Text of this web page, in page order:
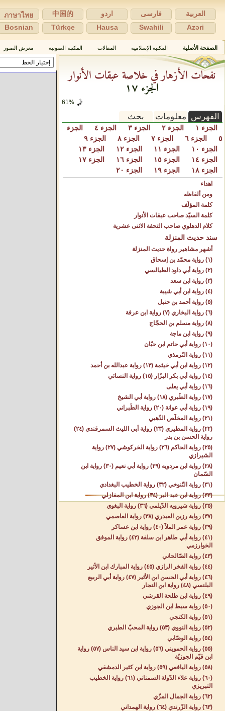
العربية فارسی اردو 中国的
ภาษาไทย
Azəri
Swahili
Hausa
Türkçe
Bosnian
الصفحة الأصلية المكتبة الإسلامية المقالات المكتبة الصوتية معرض الصور
نفحات الأزهار في خلاصة عبقات الأنوار
الجزء ١٧
61%
الفهرس معلومات بحث
الجزء ١ الجزء ٢ الجزء ٣ الجزء ٤
الجزء
٥
الجزء ٦ الجزء ٧ الجزء ٨
الجزء ٩
الجزء ١٠
الجزء ١١ الجزء ١٢
الجزء ١٣
الجزء ١٤
الجزء ١٥ الجزء ١٦
الجزء ١٧
الجزء ١٨
الجزء ١٩ الجزء ٢٠
اهداء
ومن ألفاظه
كلمة المؤلِّف
كلمة السيّد صاحب عبقات الأنوار
كلام الدهلوي صاحب التحفة الاثنى عشرية
سند حديث المنزلة
أشهر مشاهير رواة حديث المنزلة
(١) رواية محمّد بن إسحاق
(٢) رواية أبي داود الطيالسي
(٣) رواية ابن سعد
(٤) رواية ابن أبي شيبة
(٥) رواية أحمد بن حنبل
(٦) رواية البخاري (٧) رواية ابن عرفة
(٨) رواية مسلم بن الحجّاج
(٩) رواية ابن ماجة
(١٠) رواية أبي حاتم ابن حبّان
(١١) رواية التّرمذي
(١٢) رواية ابن أبي خيثمة (١٣) رواية عبدالله بن أحمد
(١٤) رواية أبي بكر البزّار (١٥) رواية النسائي
(١٦) رواية أبي يعلى
(١٧) رواية الطّبري (١٨) رواية أبي الشيخ
(١٩) رواية أبي عوانة (٢٠) رواية الطّبراني
(٢١) رواية المخلّص الذّهبي
(٢٢) رواية المطيري (٢٣) رواية أبي الليث السمرقندي (٢٤)
رواية الحسن بن بدر
(٢٥) رواية الحاكم (٢٦) رواية الخركوشي (٢٧) رواية
الشيرازي
(٢٨) رواية ابن مردويه (٢٩) رواية أبي نعيم (٣٠) رواية ابن
السّمان
(٣١) رواية التّنوخي (٣٢) رواية الخطيب البغدادي
(٣٣) رواية ابن عبد البر (٣٤) رواية ابن المغازلي
(٣٥) رواية شيرويه الدّيلمي (٣٦) رواية البغوي
(٣٧) رواية رزين العبدري (٣٨) رواية العاصمي
(٣٩) رواية عمر الملاّ (٤٠) رواية ابن عساكر
(٤١) رواية أبي طاهر ابن سلفة (٤٢) رواية الموفق
الخوارزمي
(٤٣) رواية الصّالحاني
(٤٤) رواية الفخر الرازي (٤٥) رواية المبارك ابن الأثير
(٤٦) رواية أبي الحسن ابن الأثير (٤٧) رواية أبي الربيع
البلنسي (٤٨) رواية ابن النجار
(٤٩) رواية ابن طلحة القرشي
(٥٠) رواية سبط ابن الجوزي
(٥١) رواية الكنجي
(٥٢) رواية النووي (٥٣) رواية المحبّ الطبري
(٥٤) رواية الوصّابي
(٥٥) رواية الحمويني (٥٦) رواية ابن سيد الناس (٥٧) رواية
ابن قيّم الجوزيّة
(٥٨) رواية اليافعي (٥٩) رواية ابن كثير الدمشقي
(٦٠) رواية علاء الدّولة السمناني (٦١) رواية الخطيب
التبريزي
(٦٢) رواية الجمال المزّي
(٦٣) رواية الزّرندي (٦٤) رواية الهمداني